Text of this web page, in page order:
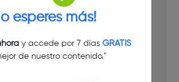
esperes más!
y accede por 7 días GRATIS
de nuestro contenido."